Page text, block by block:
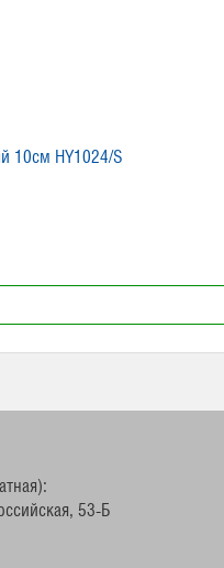
10см HY1024/S
53-Б